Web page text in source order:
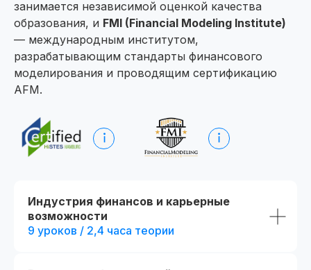
занимается независимой оценкой качества
образования, и FMI (Financial Modeling Institute)
— международным институтом,
разрабатывающим стандарты финансового
моделирования и проводящим сертификацию
AFM.
Индустрия финансов и карьерные
возможности
9 уроков / 2,4 часа теории
Подробнее